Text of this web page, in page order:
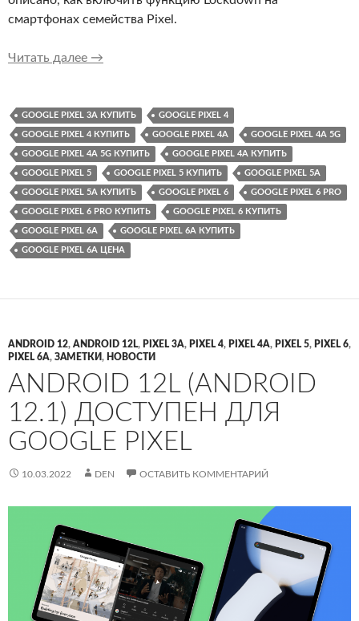
смартфонах семейства Pixel.
Читать далее Как включить функцию Lockdown (режим
→
GOOGLE PIXEL 3A КУПИТЬ GOOGLE PIXEL 4
GOOGLE PIXEL 4 КУПИТЬ GOOGLE PIXEL 4A GOOGLE PIXEL 4A 5G
GOOGLE PIXEL 4A 5G КУПИТЬ GOOGLE PIXEL 4A КУПИТЬ
GOOGLE PIXEL 5 GOOGLE PIXEL 5 КУПИТЬ GOOGLE PIXEL 5A
GOOGLE PIXEL 5A КУПИТЬ GOOGLE PIXEL 6 GOOGLE PIXEL 6 PRO
GOOGLE PIXEL 6 PRO КУПИТЬ GOOGLE PIXEL 6 КУПИТЬ
GOOGLE PIXEL 6A GOOGLE PIXEL 6A КУПИТЬ
GOOGLE PIXEL 6A ЦЕНА
ANDROID 12, ANDROID 12L, PIXEL 3A, PIXEL 4, PIXEL 4A, PIXEL 5, PIXEL 6,
PIXEL 6A, ЗАМЕТКИ, НОВОСТИ
ANDROID 12L (ANDROID
12.1) ДОСТУПЕН ДЛЯ
GOOGLE PIXEL
10.03.2022 DEN ОСТАВИТЬ КОММЕНТАРИЙ